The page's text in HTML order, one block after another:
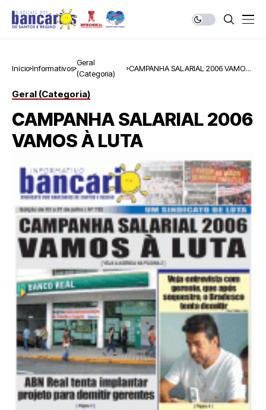
Início Informativos
Geral
(Categoria)
CAMPANHA SALARIAL 2006 VAMOS
Geral (Categoria)
CAMPANHA SALARIAL 2006
VAMOS À LUTA